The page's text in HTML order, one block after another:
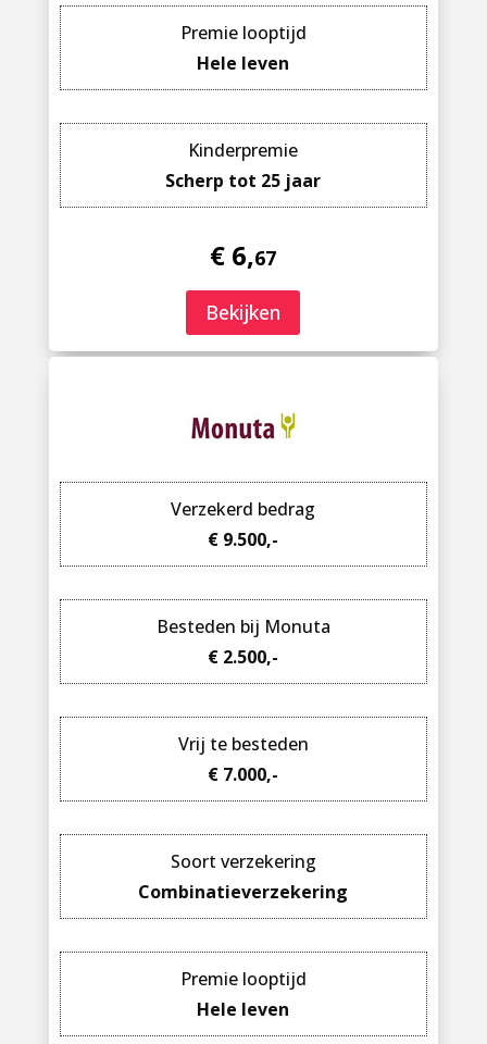
Premie looptijd
Hele leven
Kinderpremie
Scherp tot 25 jaar
€ 6,67
Bekijken
Verzekerd bedrag
€ 9.500,-
Besteden bij Monuta
€ 2.500,-
Vrij te besteden
€ 7.000,-
Soort verzekering
Combinatieverzekering
Premie looptijd
Hele leven